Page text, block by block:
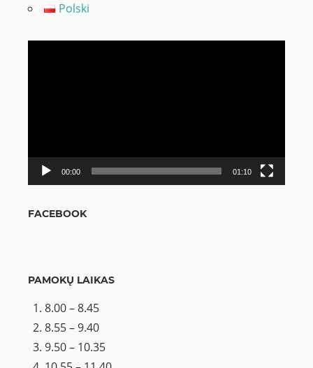
Polski
00:00 01:10
FACEBOOK
PAMOKŲ LAIKAS
8.00 – 8.45
8.55 – 9.40
9.50 – 10.35